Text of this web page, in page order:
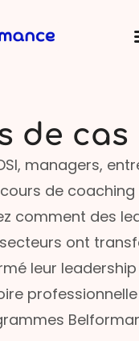
de cas
managers,
de coaching
comment des
ont
leur